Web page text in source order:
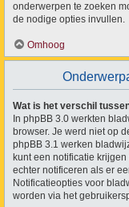
onderwerpen te zoeken
de nodige opties invullen.
Omhoog
Wat is het verschil
In phpBB 3.0 werkten
browser. Je werd niet op
phpBB 3.1 werken
kunt een notificatie
echter notificeren als er
Notificatieopties voor
worden via het